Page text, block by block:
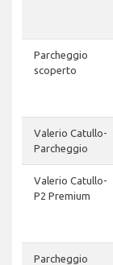
Parcheggio
scoperto
Valerio Catullo-
Parcheggio
Valerio Catullo-
P2 Premium
Parcheggio